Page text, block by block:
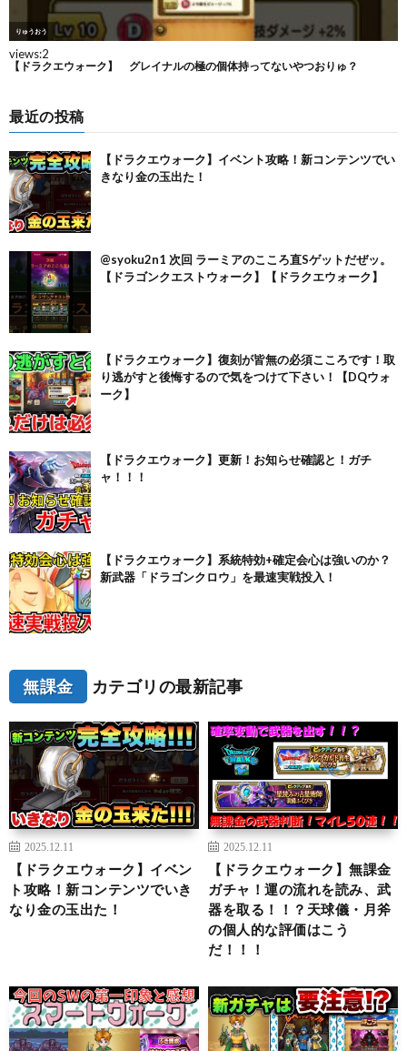
最近の投稿
【ドラクエウォーク】イベント攻略！新コンテンツでい
きなり金の玉出た！
@syoku2n1 次回 ラーミアのこころ直Sゲットだぜッ。
【ドラゴンクエストウォーク】【ドラクエウォーク】
【ドラクエウォーク】復刻が皆無の必須こころです！取
り逃がすと後悔するので気をつけて下さい！【DQウォ
ーク】
【ドラクエウォーク】更新！お知らせ確認と！ガチ
ャ！！！
【ドラクエウォーク】系統特効+確定会心は強いのか？
新武器「ドラゴンクロウ」を最速実戦投入！
無課金 カテゴリの最新記事
2025.12.11
【ドラクエウォーク】イベン
ト攻略！新コンテンツでいき
なり金の玉出た！
2025.12.11
【ドラクエウォーク】無課金
ガチャ！運の流れを読み、武
器を取る！！？天球儀・月斧
の個人的な評価はこう
だ！！！